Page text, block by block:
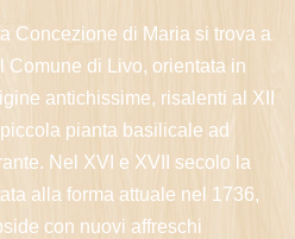
Concezione di Maria si trova a
Comune di Livo, orientata in
antichissime, risalenti al XII
pianta basilicale ad
Nel XVI e XVII secolo la
alla forma attuale nel 1736,
con nuovi affreschi